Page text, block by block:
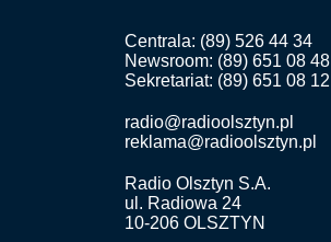
Centrala: (89) 526 44 34
Newsroom: (89) 651 08 48
Sekretariat: (89) 651 08 12
radio@radioolsztyn.pl
reklama@radioolsztyn.pl
Radio Olsztyn S.A.
ul. Radiowa 24
10-206 OLSZTYN